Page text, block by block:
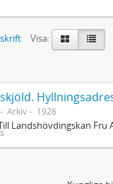
Visa:
Arkiv 1926
Landshövdingskan